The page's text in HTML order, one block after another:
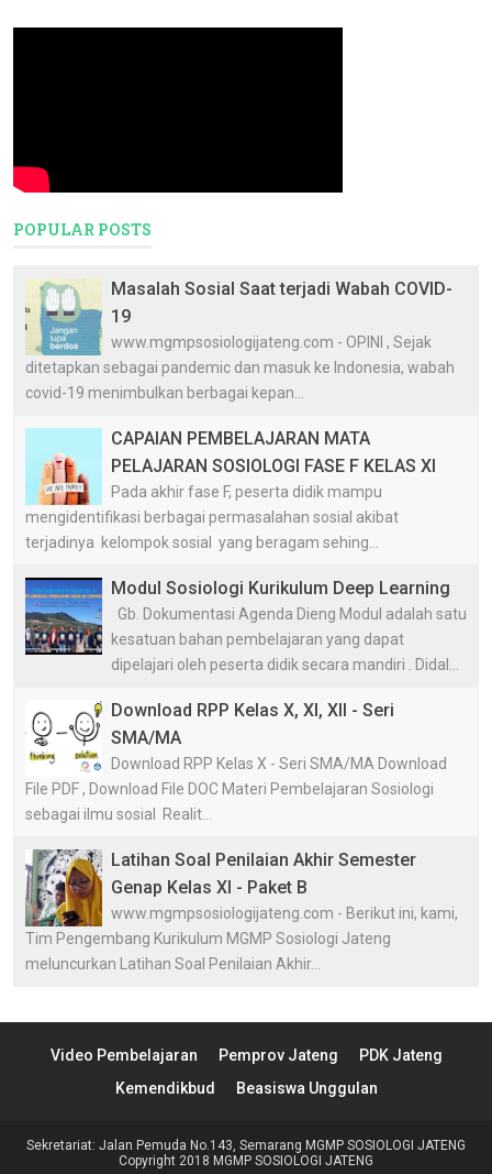
POPULAR POSTS
Masalah Sosial Saat terjadi Wabah COVID-
19
www.mgmpsosiologijateng.com - OPINI , Sejak
ditetapkan sebagai pandemic dan masuk ke Indonesia, wabah
covid-19 menimbulkan berbagai kepan...
CAPAIAN PEMBELAJARAN MATA
PELAJARAN SOSIOLOGI FASE F KELAS XI
Pada akhir fase F, peserta didik mampu
mengidentifikasi berbagai permasalahan sosial akibat
terjadinya kelompok sosial yang beragam sehing...
Modul Sosiologi Kurikulum Deep Learning
Gb. Dokumentasi Agenda Dieng Modul adalah satu
kesatuan bahan pembelajaran yang dapat
dipelajari oleh peserta didik secara mandiri . Didal...
Download RPP Kelas X, XI, XII - Seri
SMA/MA
Download RPP Kelas X - Seri SMA/MA Download
File PDF , Download File DOC Materi Pembelajaran Sosiologi
sebagai ilmu sosial Realit...
Latihan Soal Penilaian Akhir Semester
Genap Kelas XI - Paket B
www.mgmpsosiologijateng.com - Berikut ini, kami,
Tim Pengembang Kurikulum MGMP Sosiologi Jateng
meluncurkan Latihan Soal Penilaian Akhir...
Video Pembelajaran Pemprov Jateng
PDK Jateng
Kemendikbud
Beasiswa Unggulan
Sekretariat: Jalan Pemuda No.143, Semarang MGMP SOSIOLOGI JATENG
Copyright 2018 MGMP SOSIOLOGI JATENG